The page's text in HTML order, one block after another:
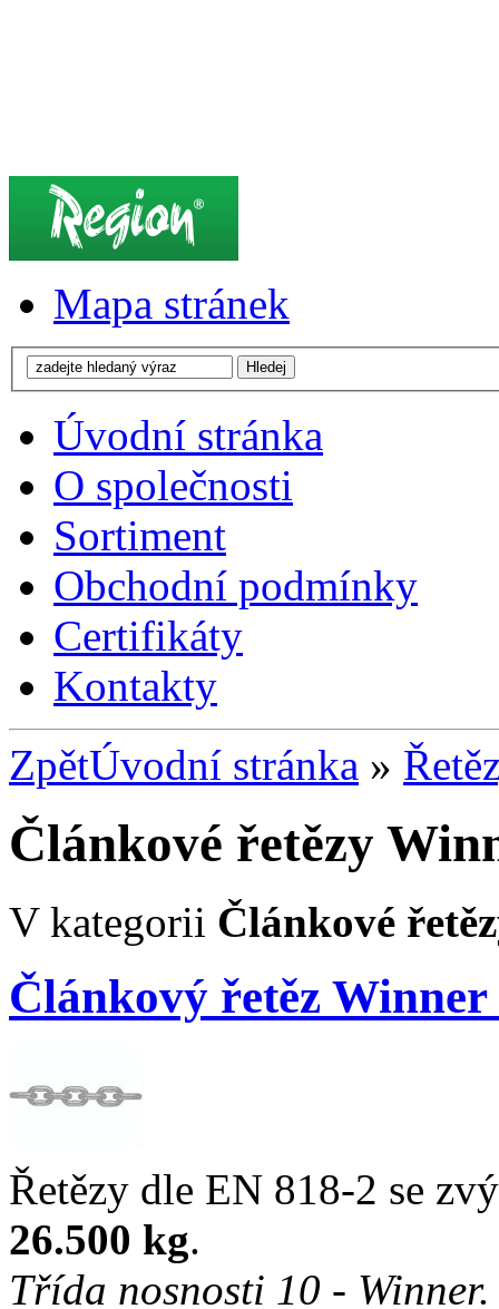
Mapa stránek
Úvodní stránka
O společnosti
Sortiment
Obchodní podmínky
Certifikáty
Kontakty
ZpětÚvodní stránka »
Článkové řetězy
V kategorii Článkové
Článkový řetěz Winner
Řetězy dle EN 818-2 se
26.500 kg.
Třída nosnosti 10 - Winner.